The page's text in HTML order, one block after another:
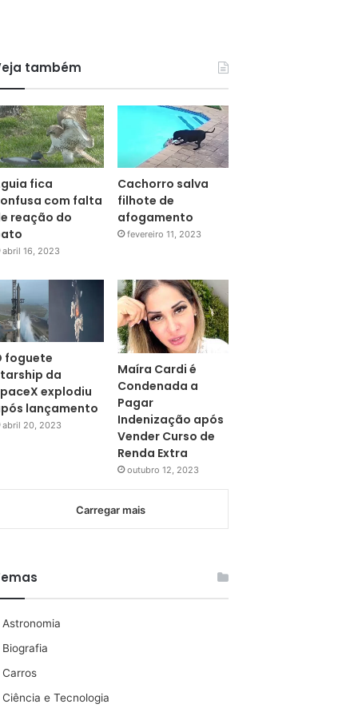
também
fica
com falta
reação do
abril 16, 2023
Cachorro salva
filhote de
afogamento
fevereiro 11, 2023
foguete
da
explodiu
lançamento
abril 20, 2023
Maíra Cardi é
Condenada a
Pagar
Indenização após
Vender Curso de
Renda Extra
outubro 12, 2023
Carregar mais
Astronomia
Biografia
Carros
Ciência e Tecnologia